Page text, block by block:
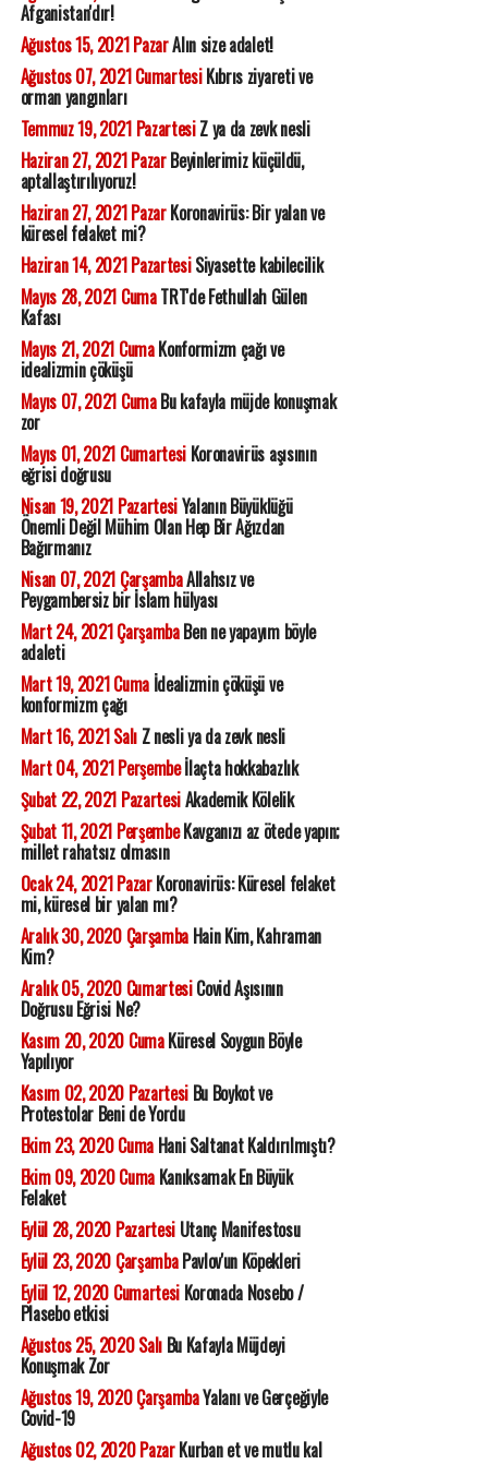
Afganistan'dır!
Ağustos 15, 2021 PazarAlın size adalet!
Ağustos 07, 2021 CumartesiKıbrıs ziyareti ve
orman yangınları
Temmuz 19, 2021 PazartesiZ ya da zevk nesli
Haziran 27, 2021 PazarBeyinlerimiz küçüldü,
aptallaştırılıyoruz!
Haziran 27, 2021 PazarKoronavirüs: Bir yalan ve
küresel felaket mi?
Haziran 14, 2021 PazartesiSiyasette kabilecilik
Mayıs 28, 2021 CumaTRT'de Fethullah Gülen
Kafası
Mayıs 21, 2021 CumaKonformizm çağı ve
idealizmin çöküşü
Mayıs 07, 2021 CumaBu kafayla müjde konuşmak
zor
Mayıs 01, 2021 CumartesiKoronavirüs aşısının
eğrisi doğrusu
Nisan 19, 2021 PazartesiYalanın Büyüklüğü
Önemli Değil Mühim Olan Hep Bir Ağızdan
Bağırmanız
Nisan 07, 2021 ÇarşambaAllahsız ve
Peygambersiz bir İslam hülyası
Mart 24, 2021 ÇarşambaBen ne yapayım böyle
adaleti
Mart 19, 2021 Cumaİdealizmin çöküşü ve
konformizm çağı
Mart 16, 2021 SalıZ nesli ya da zevk nesli
Mart 04, 2021 Perşembeİlaçta hokkabazlık
Şubat 22, 2021 PazartesiAkademik Kölelik
Şubat 11, 2021 PerşembeKavganızı az ötede yapın;
millet rahatsız olmasın
Ocak 24, 2021 PazarKoronavirüs: Küresel felaket
mi, küresel bir yalan mı?
Aralık 30, 2020 ÇarşambaHain Kim, Kahraman
Kim?
Aralık 05, 2020 CumartesiCovid Aşısının
Doğrusu Eğrisi Ne?
Kasım 20, 2020 CumaKüresel Soygun Böyle
Yapılıyor
Kasım 02, 2020 PazartesiBu Boykot ve
Protestolar Beni de Yordu
Ekim 23, 2020 CumaHani Saltanat Kaldırılmıştı?
Ekim 09, 2020 CumaKanıksamak En Büyük
Felaket
Eylül 28, 2020 PazartesiUtanç Manifestosu
Eylül 23, 2020 ÇarşambaPavlov'un Köpekleri
Eylül 12, 2020 CumartesiKoronada Nosebo /
Plasebo etkisi
Ağustos 25, 2020 SalıBu Kafayla Müjdeyi
Konuşmak Zor
Ağustos 19, 2020 ÇarşambaYalanı ve Gerçeğiyle
Covid-19
Ağustos 02, 2020 PazarKurban et ve mutlu kal